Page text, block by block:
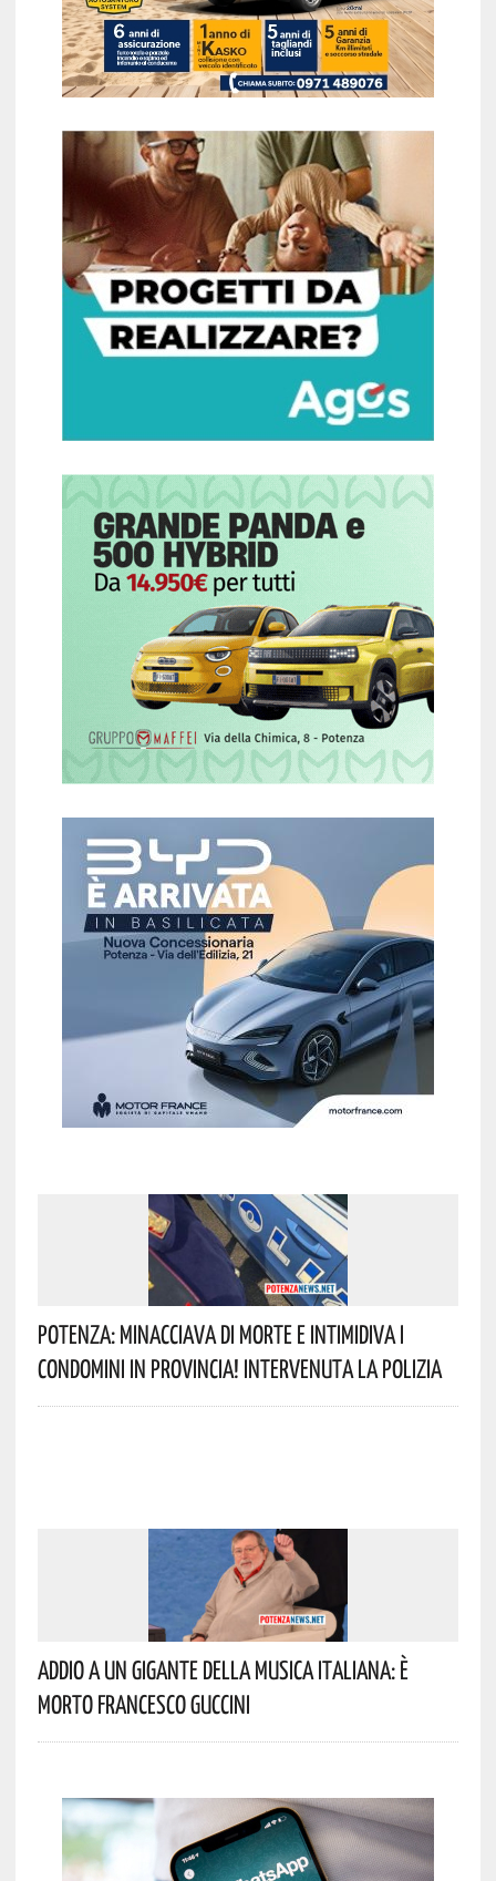
Potenza: Minacciava Di Morte E Intimidiva I
Condomini In Provincia! Intervenuta La Polizia
Addio A Un Gigante Della Musica Italiana: È
Morto Francesco Guccini